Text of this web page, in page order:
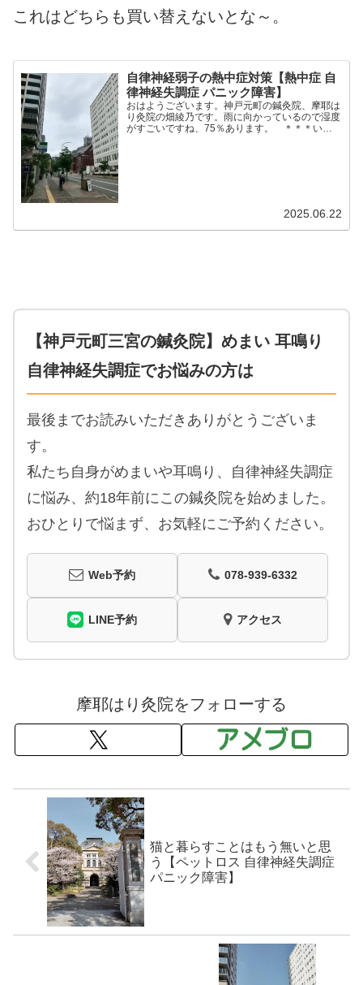
これはどちらも買い替えないとな～。
自律神経弱子の熱中症対策【熱中症 自
律神経失調症 パニック障害】
おはようございます。神戸元町の鍼灸院、摩耶は
り灸院の畑綾乃です。雨に向かっているので湿度
がすごいですね、75％あります。 ＊＊＊いよ
2025.06.22
【神戸元町三宮の鍼灸院】めまい 耳鳴り
自律神経失調症でお悩みの方は
最後までお読みいただきありがとうございま
す。
私たち自身がめまいや耳鳴り、自律神経失調症
に悩み、約18年前にこの鍼灸院を始めました。
おひとりで悩まず、お気軽にご予約ください。
Web予約 078-939-6332
LINE予約 アクセス
摩耶はり灸院をフォローする
猫と暮らすことはもう無いと思
う【ペットロス 自律神経失調症
パニック障害】